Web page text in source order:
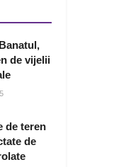
de vijelii
de teren
de